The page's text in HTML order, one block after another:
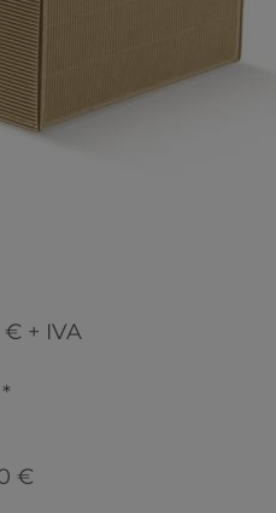
+ IVA
*
€